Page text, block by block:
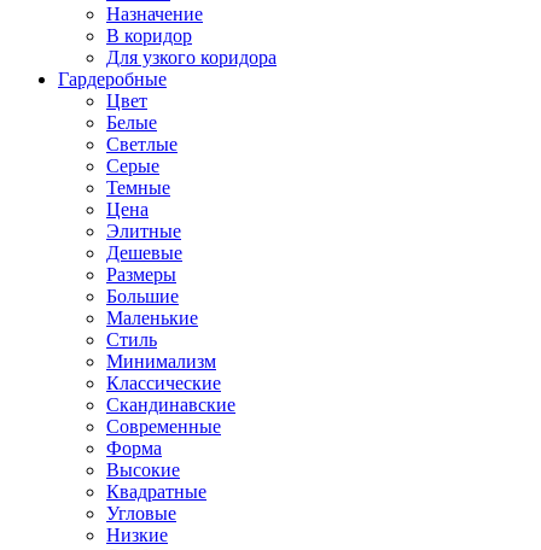
Назначение
В коридор
Для узкого коридора
Гардеробные
Цвет
Белые
Светлые
Серые
Темные
Цена
Элитные
Дешевые
Размеры
Большие
Маленькие
Стиль
Минимализм
Классические
Скандинавские
Современные
Форма
Высокие
Квадратные
Угловые
Низкие